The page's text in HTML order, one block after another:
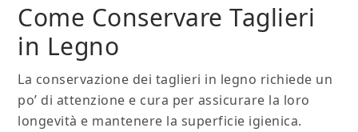
Come Conservare Taglieri
in Legno
La conservazione dei taglieri in legno richiede un
po’ di attenzione e cura per assicurare la loro
longevità e mantenere la superficie igienica.